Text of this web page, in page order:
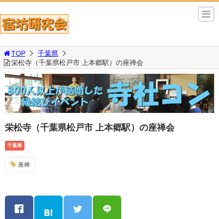
TOP
千葉県
栄松寺（千葉県松戸市 上本郷駅）の座禅会
栄松寺（千葉県松戸市 上本郷駅）の座禅会
千葉県
座禅